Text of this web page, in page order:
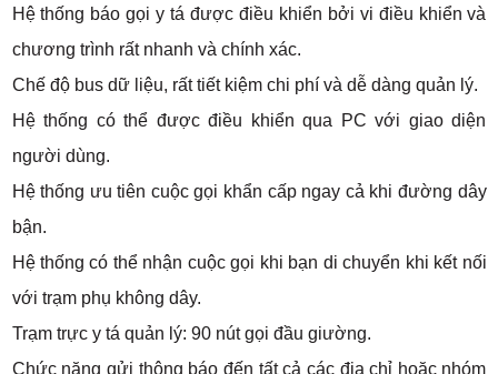
Hệ thống báo gọi y tá được điều khiển bởi vi điều khiển và
chương trình rất nhanh và chính xác.
Chế độ bus dữ liệu, rất tiết kiệm chi phí và dễ dàng quản lý.
Hệ thống có thể được điều khiển qua PC với giao diện
người dùng.
Hệ thống ưu tiên cuộc gọi khẩn cấp ngay cả khi đường dây
bận.
Hệ thống có thể nhận cuộc gọi khi bạn di chuyển khi kết nối
với trạm phụ không dây.
Trạm trực y tá quản lý: 90 nút gọi đầu giường.
Chức năng gửi thông báo đến tất cả các địa chỉ hoặc nhóm